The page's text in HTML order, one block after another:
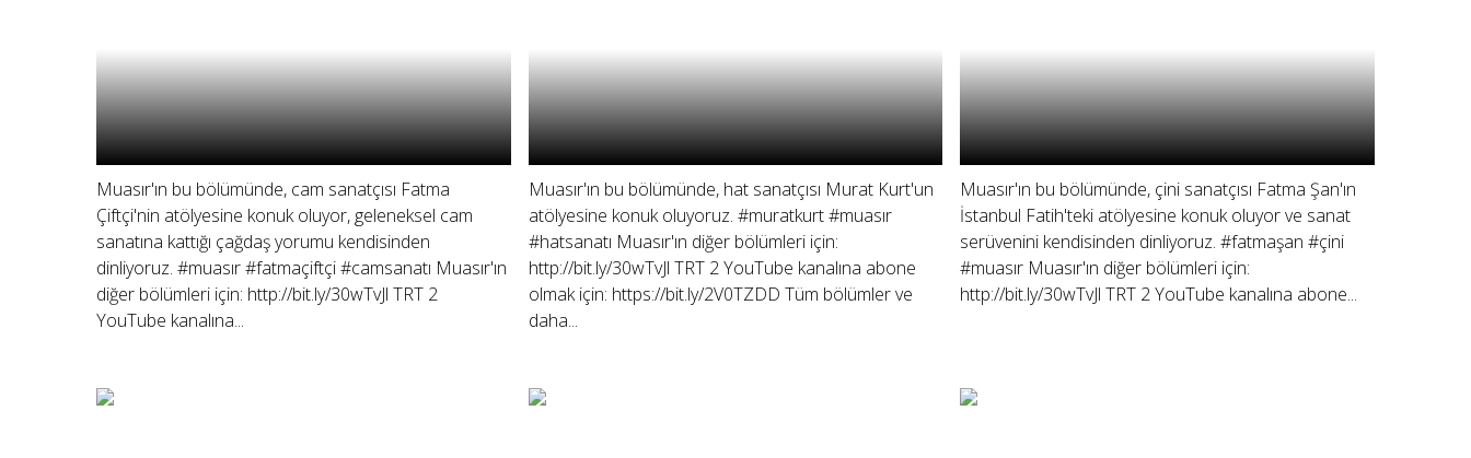
Muasır'ın bu bölümünde, cam sanatçısı Fatma
Çiftçi'nin atölyesine konuk oluyor, geleneksel cam
sanatına kattığı çağdaş yorumu kendisinden
dinliyoruz. #muasır #fatmaçiftçi #camsanatı Muasır'ın
diğer bölümleri için: http://bit.ly/30wTvJl TRT 2
YouTube kanalına...
Muasır'ın bu bölümünde, hat sanatçısı Murat Kurt'un
atölyesine konuk oluyoruz. #muratkurt #muasır
#hatsanatı Muasır'ın diğer bölümleri için:
http://bit.ly/30wTvJl TRT 2 YouTube kanalına abone
olmak için: https://bit.ly/2V0TZDD Tüm bölümler ve
daha...
Muasır'ın bu bölümünde, çini sanatçısı Fatma Şan'ın
İstanbul Fatih'teki atölyesine konuk oluyor ve sanat
serüvenini kendisinden dinliyoruz. #fatmaşan #çini
#muasır Muasır'ın diğer bölümleri için:
http://bit.ly/30wTvJl TRT 2 YouTube kanalına abone...